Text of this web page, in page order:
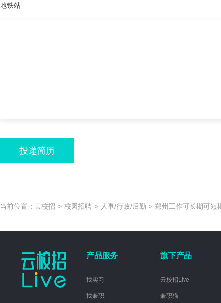
地铁站
投递简历
当前位置： 云校招 > 校园招聘 > 人事/行政/后勤 > 郑州工作可长期可短
产品服务
找实习
找兼职
旗下产品
云校招Live
兼职猫